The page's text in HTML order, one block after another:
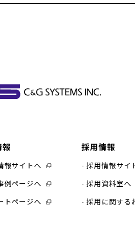
報
報サイトへ
例ページへ
トページへ
採用情報
採用情報サイ
採用資料室へ
採用に関する